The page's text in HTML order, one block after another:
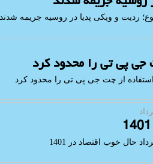
ردیت و ویکی پدیا در روسیه جریمه شدند
جی پی تی را محدود کرد
استفاده از چت جی پی تی را محدود کرد